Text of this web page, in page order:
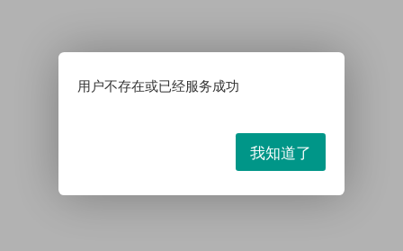
用户不存在或已经服务成功
我知道了